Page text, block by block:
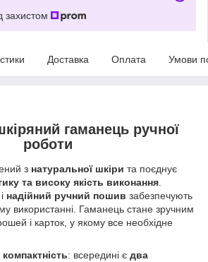
захистом
Доставка Оплата Умови
гаманець ручної
роботи
з натуральної шкіри та поєднує
та високу якість виконання.
надійний ручний пошив забезпечують
використанні. Гаманець стане зручним
і карток, у якому все необхідне
: всередині є два